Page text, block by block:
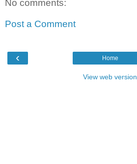
No comments:
Post a Comment
‹ Home
View web version